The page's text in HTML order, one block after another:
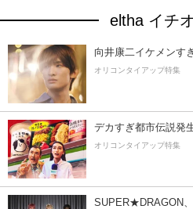
eltha イチ
向井康二イケメンす
オリコンタイアップ特集
デカすぎ都市伝説発
オリコンタイアップ特集
SUPER★DRAGON